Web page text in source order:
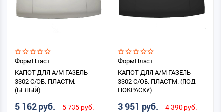
ФормПласт
КАПОТ ДЛЯ А/М ГАЗЕЛЬ
3302 С/ОБ. ПЛАСТМ.
(БЕЛЫЙ)
5 162 руб. 5 735 руб.
ФормПласт
КАПОТ ДЛЯ А/М ГАЗЕЛЬ
3302 С/ОБ. ПЛАСТМ. (ПОД
ПОКРАСКУ)
3 951 руб. 4 390 руб.